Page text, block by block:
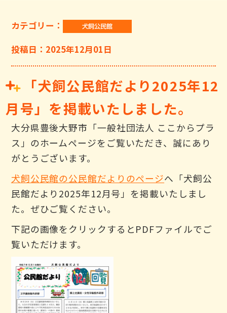
カテゴリー：
投稿日：2025年12月01日
「犬飼公民館だより2025年12
月号」を掲載いたしました。
大分県豊後大野市「一般社団法人 ここからプラ
ス」のホームページをご覧いただき、誠にあり
がとうございます。
犬飼公民館の公民館だよりのページへ「犬飼公
民館だより2025年12月号」を掲載いたしまし
た。ぜひご覧ください。
下記の画像をクリックするとPDFファイルでご
覧いただけます。